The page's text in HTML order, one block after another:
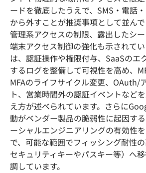
ードを徹底したうえで、SMS・電話
から外すことが推奨事項として並んで
管理系アクセスの制限、露出したシー
端末アクセス制御の強化も示されて
は、認証操作や権限付与、SaaSのエ
するログを整備して可視性を高め、
MFAのライフサイクル変更、OAuth/
ト、営業時間外の認証イベントなど
え方が述べられています。さらに
動がベンダー製品の脆弱性に起因す
ーシャルエンジニアリングの有効性
で、可能な範囲でフィッシング耐性
セキュリティキーやパスキー等）へ
調しています。